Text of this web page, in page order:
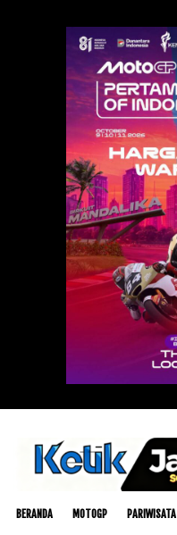
BERANDA MOTOGP PARIWISATA